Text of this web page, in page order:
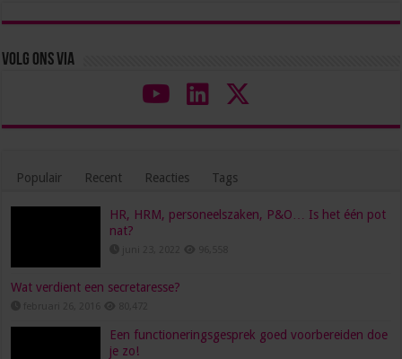
Volg ons via
Populair Recent Reacties Tags
HR, HRM, personeelszaken, P&O… Is het één pot
nat?
Wat verdient een secretaresse?
Een functioneringsgesprek goed voorbereiden doe
je zo!